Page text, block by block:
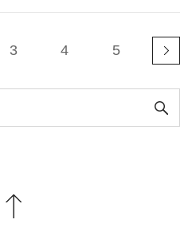
3 4 5